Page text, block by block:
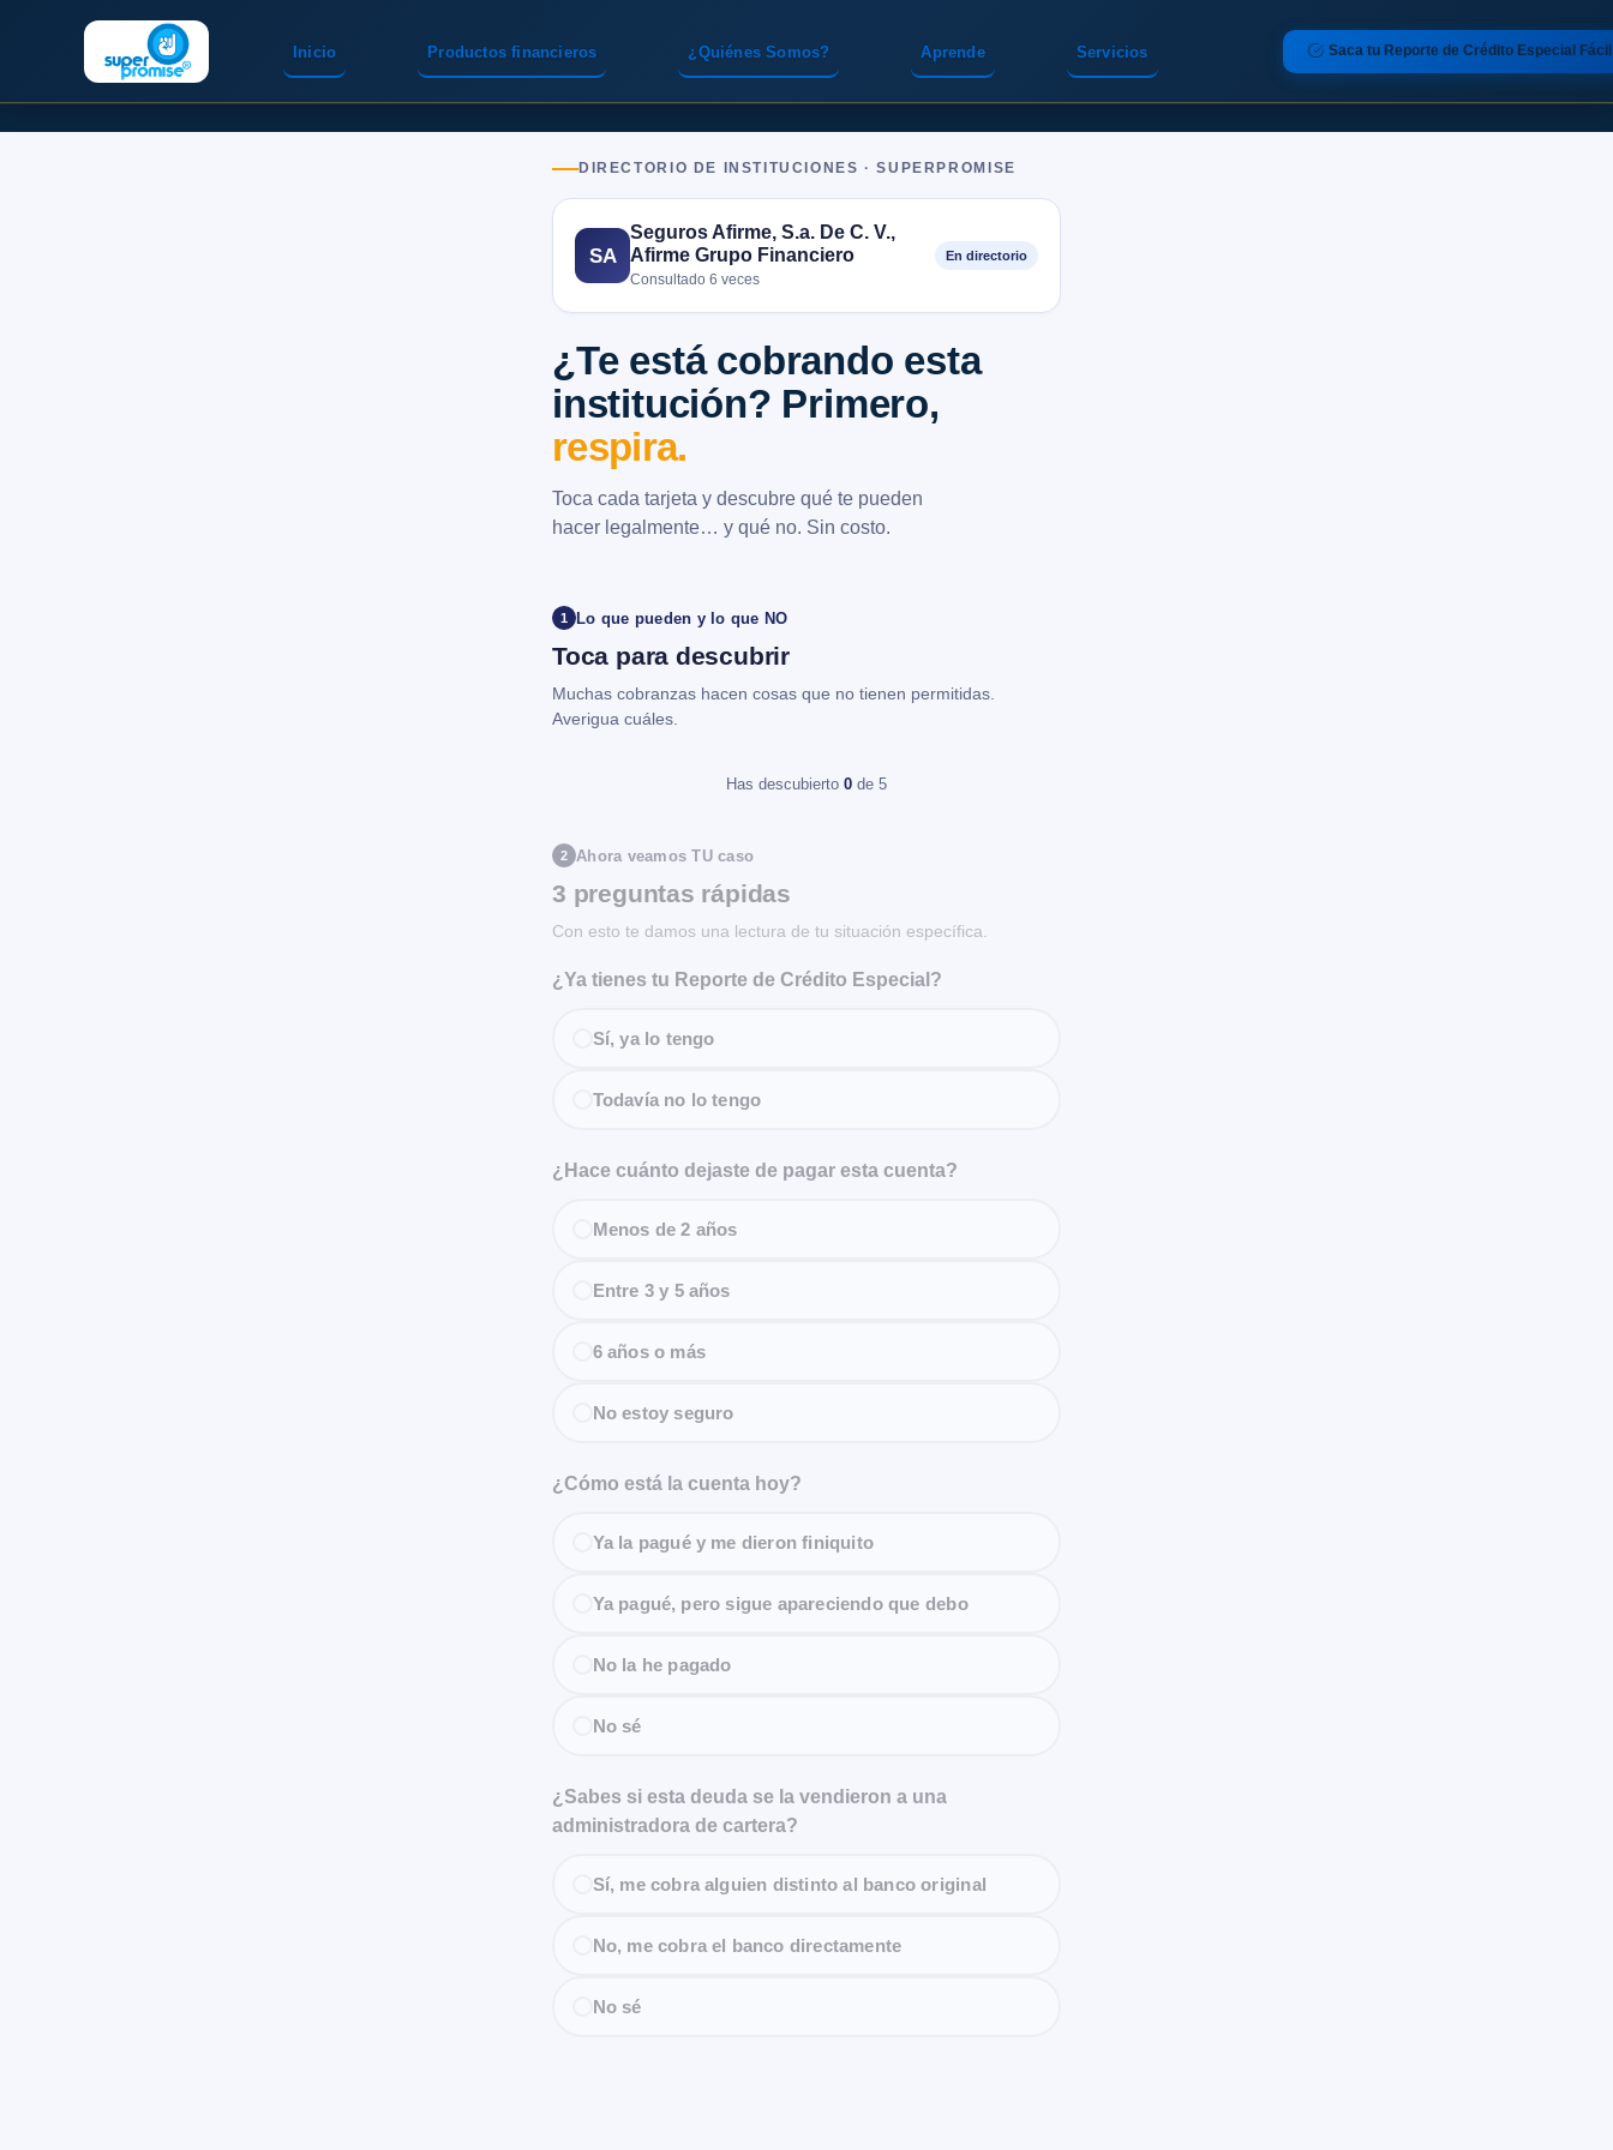
Inicio Servicios
Productos financieros ¿Quiénes Somos? Aprende Saca tu Reporte de Crédito Especial Fácil
DIRECTORIO DE INSTITUCIONES · SUPERPROMISE
SA
Seguros Afirme, S.a. De C. V.,
Afirme Grupo Financiero
Consultado 6 veces
En directorio
¿Te está cobrando esta
institución? Primero,
respira.
Toca cada tarjeta y descubre qué te pueden
hacer legalmente… y qué no. Sin costo.
1 Lo que pueden y lo que NO
Toca para descubrir
Muchas cobranzas hacen cosas que no tienen permitidas.
Averigua cuáles.
Has descubierto 0 de 5
2 Ahora veamos TU caso
3 preguntas rápidas
Con esto te damos una lectura de tu situación específica.
¿Ya tienes tu Reporte de Crédito Especial?
Sí, ya lo tengo
Todavía no lo tengo
¿Hace cuánto dejaste de pagar esta cuenta?
Menos de 2 años
Entre 3 y 5 años
6 años o más
No estoy seguro
¿Cómo está la cuenta hoy?
Ya la pagué y me dieron finiquito
Ya pagué, pero sigue apareciendo que debo
No la he pagado
No sé
¿Sabes si esta deuda se la vendieron a una
administradora de cartera?
Sí, me cobra alguien distinto al banco original
No, me cobra el banco directamente
No sé